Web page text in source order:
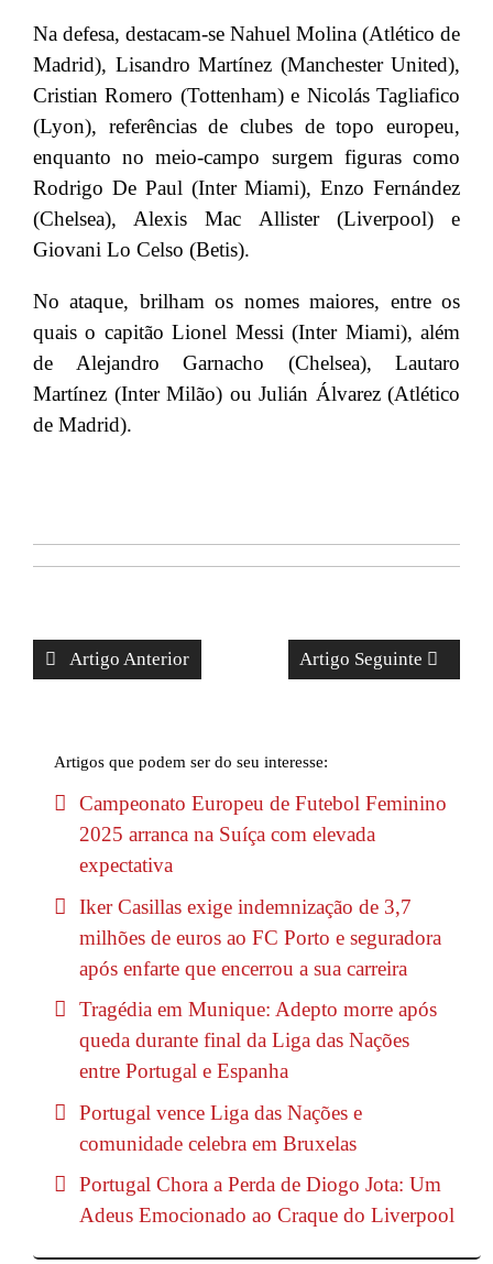
Na defesa, destacam-se Nahuel Molina (Atlético de
Madrid), Lisandro Martínez (Manchester United),
Cristian Romero (Tottenham) e Nicolás Tagliafico
(Lyon), referências de clubes de topo europeu,
enquanto no meio-campo surgem figuras como
Rodrigo De Paul (Inter Miami), Enzo Fernández
(Chelsea), Alexis Mac Allister (Liverpool) e
Giovani Lo Celso (Betis).
No ataque, brilham os nomes maiores, entre os
quais o capitão Lionel Messi (Inter Miami), além
de Alejandro Garnacho (Chelsea), Lautaro
Martínez (Inter Milão) ou Julián Álvarez (Atlético
de Madrid).
Artigo Anterior Artigo Seguinte
Artigos que podem ser do seu interesse:
Campeonato Europeu de Futebol Feminino
2025 arranca na Suíça com elevada
expectativa
Iker Casillas exige indemnização de 3,7
milhões de euros ao FC Porto e seguradora
após enfarte que encerrou a sua carreira
Tragédia em Munique: Adepto morre após
queda durante final da Liga das Nações
entre Portugal e Espanha
Portugal vence Liga das Nações e
comunidade celebra em Bruxelas
Portugal Chora a Perda de Diogo Jota: Um
Adeus Emocionado ao Craque do Liverpool